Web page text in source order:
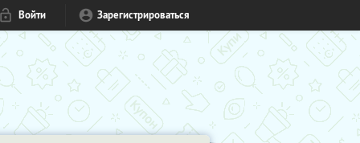
Войти Зарегистрироваться